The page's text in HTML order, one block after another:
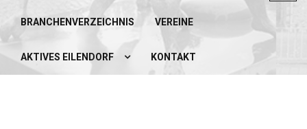
BRANCHENVERZEICHNIS VEREINE
AKTIVES EILENDORF KONTAKT